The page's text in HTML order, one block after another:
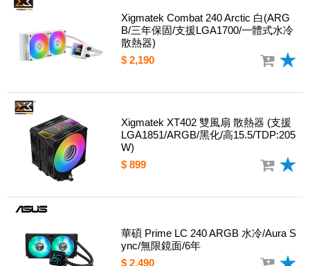
Xigmatek Combat 240 Arctic 白(ARG
B/三年保固/支援LGA1700/一體式水冷
散熱器)
$ 2,190
Xigmatek XT402 雙風扇 散熱器 (支援
LGA1851/ARGB/黑化/高15.5/TDP:205
W)
$ 899
華碩 Prime LC 240 ARGB 水冷/Aura S
ync/無限鏡面/6年
$ 2,490